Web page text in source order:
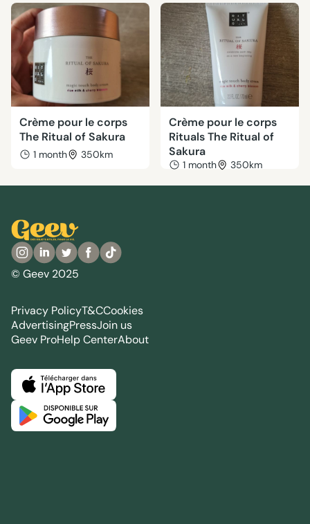
Crème pour le corps
The Ritual of Sakura
1 month 350km
Crème pour le corps
Rituals The Ritual of
Sakura
1 month 350km
© Geev 2025
Privacy PolicyT&CCookies
AdvertisingPressJoin us
Geev ProHelp CenterAbout